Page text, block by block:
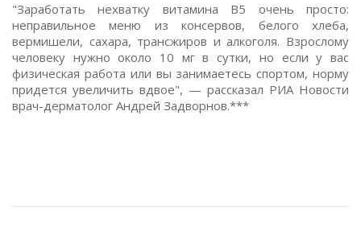
"Заработать нехватку витамина B5 очень просто:
неправильное меню из консервов, белого хлеба,
вермишели, сахара, трансжиров и алкоголя. Взрослому
человеку нужно около 10 мг в сутки, но если у вас
физическая работа или вы занимаетесь спортом, норму
придется увеличить вдвое", — рассказал РИА Новости
врач-дерматолог Андрей Задворнов.***